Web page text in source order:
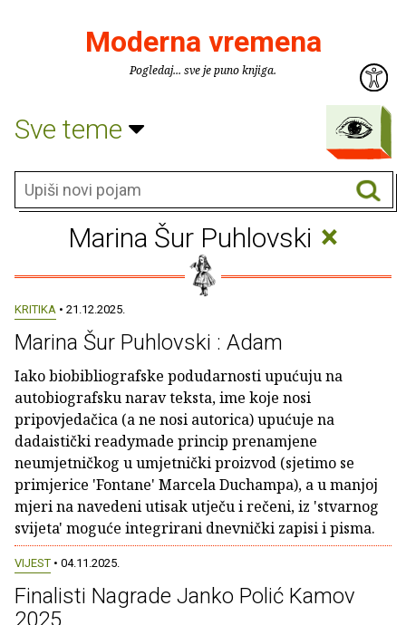
Moderna vremena
Pogledaj... sve je puno knjiga.
Sve teme
Marina Šur Puhlovski ×
KRITIKA • 21.12.2025.
Marina Šur Puhlovski : Adam
Iako biobibliografske podudarnosti upućuju na
autobiografsku narav teksta, ime koje nosi
pripovjedačica (a ne nosi autorica) upućuje na
dadaistički readymade princip prenamjene
neumjetničkog u umjetnički proizvod (sjetimo se
primjerice 'Fontane' Marcela Duchampa), a u manjoj
mjeri na navedeni utisak utječu i rečeni, iz 'stvarnog
svijeta' moguće integrirani dnevnički zapisi i pisma.
VIJEST • 04.11.2025.
Finalisti Nagrade Janko Polić Kamov
2025.